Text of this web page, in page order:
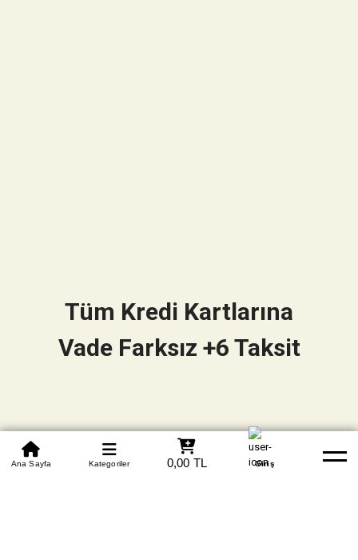
0850 305 09 70
Beden Tablosu Banka Hesapları Whatsapp Yardım
Ana Sayfa Kategoriler 0,00 TL Giriş
Tüm Kredi Kartlarına
Vade Farksız +6 Taksit